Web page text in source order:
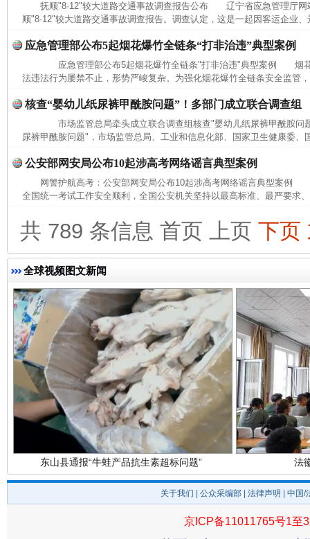
抚顺"8·12"较大道路交通事故调查报告公布 辽宁省应急管理厅网
顺"8·12"较大道路交通事故调查报告。调查认定，这是一起因客运企业
应急管理部公布5起烟花爆竹全链条“打非治违”典型案例
应急管理部公布5起烟花爆竹全链条"打非治违"典型案例 烟花
法违法行为屡禁不止，形势严峻复杂。为强化烟花爆竹全链条安全监管
核查“婴幼儿纸尿裤甲酰胺问题”！多部门成立联合调查组
市场监管总局牵头成立联合调查组核查"婴幼儿纸尿裤甲酰胺
尿裤甲酰胺问题"，市场监管总局、工业和信息化部、国家卫生健康委、
公安部网安局公布10起涉高考网络谣言典型案例
网警护航高考：公安部网安局公布10起涉高考网络谣言典型案例
全国统一考试工作安全顺利，全国公安机关坚持以最高标准、最严要求
共 789 条信息 首页 上页 下页
全球视频图文新闻
东山县通报“牛蛙产品抗生素超标问题” 法
关于我们 公众采编部 法律声明 | 中国
京ICP备11011765号1至